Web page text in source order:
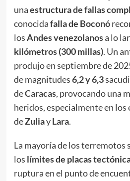
unaestructura de fallas
conocidafalla de Boconó
losAndes venezolanosa lo
kilómetros (300 millas). Un
produjo en septiembre de
de magnitudes6,2 y 6,3
deCaracas, provocando una
heridos, especialmente en los
deZuliayLara.
La mayoría de los terremotos
los límites de placas
ruptura en el punto de